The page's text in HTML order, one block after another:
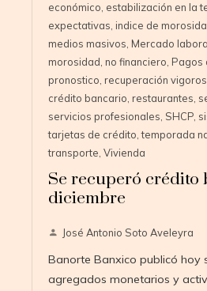
económico estabilización en la
expectativas indice de
medios masivos Mercado
morosidad no financiero Pagos
pronostico recuperación
crédito bancario restaurantes
servicios profesionales SHCP
tarjetas de crédito ,temporada
transporte Vivienda
Se recuperó crédito
diciembre
José Antonio Soto Aveleyra
Banorte Banxico publicó hoy
agregados monetarios y